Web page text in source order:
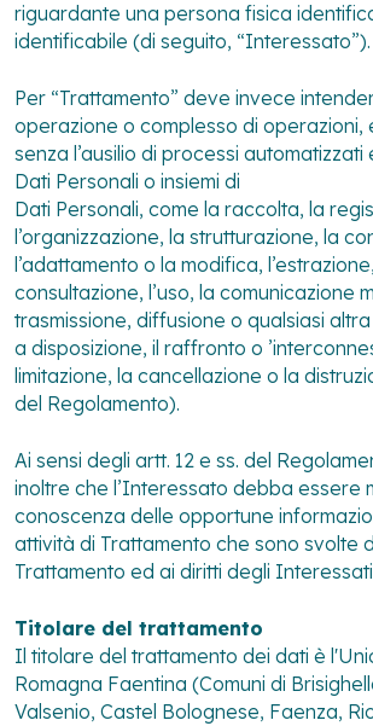
riguardante una persona fisica
identificabile (di seguito, “Interessato”).
Per “Trattamento” deve invece
operazione o complesso di
senza l’ausilio di processi
Dati Personali o insiemi di
Dati Personali, come la raccolta, la
l’organizzazione, la strutturazione, la
l’adattamento o la modifica,
consultazione, l’uso, la comunicazione
trasmissione, diffusione o qualsiasi
a disposizione, il raffronto o
limitazione, la cancellazione o la
del Regolamento).
Ai sensi degli artt. 12 e ss. del
inoltre che l’Interessato debba essere
conoscenza delle opportune
attività di Trattamento che sono svolte
Trattamento ed ai diritti degli
Titolare del trattamento
Il titolare del trattamento dei dati è
Romagna Faentina (Comuni di
Valsenio, Castel Bolognese, Faenza,